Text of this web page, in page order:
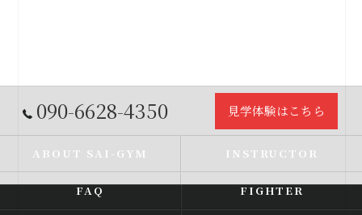
090-6628-4350 見学体験はこちら
ABOUT SAI-GYM INSTRUCTOR
FAQ FIGHTER